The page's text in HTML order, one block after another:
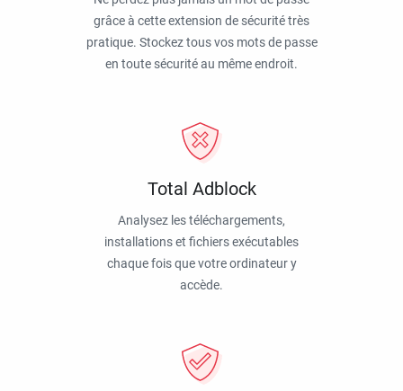
grâce à cette extension de sécurité très
pratique. Stockez tous vos mots de passe
en toute sécurité au même endroit.
Total Adblock
Analysez les téléchargements,
installations et fichiers exécutables
chaque fois que votre ordinateur y
accède.